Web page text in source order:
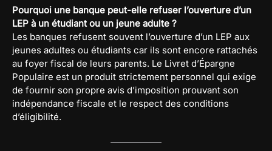
Pourquoi une banque peut-elle refuser l’ouverture d’un
LEP à un étudiant ou un jeune adulte ?
Les banques refusent souvent l’ouverture d’un LEP aux
jeunes adultes ou étudiants car ils sont encore rattachés
au foyer fiscal de leurs parents. Le Livret d’Épargne
Populaire est un produit strictement personnel qui exige
de fournir son propre avis d’imposition prouvant son
indépendance fiscale et le respect des conditions
d’éligibilité.